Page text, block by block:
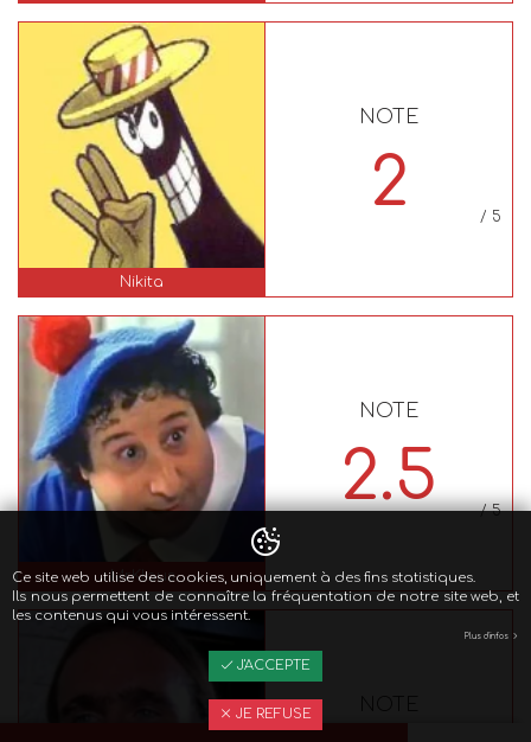
Nikita
NOTE
2 / 5
MrKlaus
NOTE
2.5 / 5
Ce site web utilise des cookies, uniquement à des fins statistiques.
Ils nous permettent de connaître la fréquentation de notre site web, et
les contenus qui vous intéressent.
Plus d'infos
J'ACCEPTE
JE REFUSE